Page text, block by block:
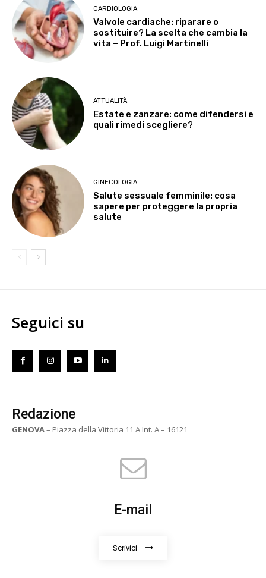
CARDIOLOGIA
Valvole cardiache: riparare o
sostituire? La scelta che cambia la
vita – Prof. Luigi Martinelli
ATTUALITÀ
Estate e zanzare: come difendersi e
quali rimedi scegliere?
GINECOLOGIA
Salute sessuale femminile: cosa
sapere per proteggere la propria
salute
Seguici su
Redazione
GENOVA– Piazza della Vittoria 11 A Int. A – 16121
E-mail
Scrivici